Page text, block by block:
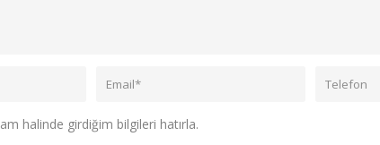
halinde girdiğim bilgileri hatırla.